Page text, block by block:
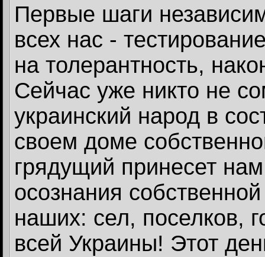
Первые шаги
всех нас -
на толерантность,
Сейчас уже никто не
украинский народ в
своем доме
грядущий принесет
осознания
наших: сел, поселков,
всей Украины! Этот